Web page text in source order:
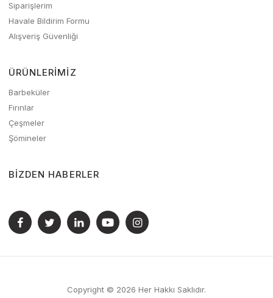
Siparişlerim
Havale Bildirim Formu
Alışveriş Güvenliği
ÜRÜNLERIMIZ
Barbeküler
Fırınlar
Çeşmeler
Şömineler
BIZDEN HABERLER
Copyright © 2026 Her Hakkı Saklıdır.